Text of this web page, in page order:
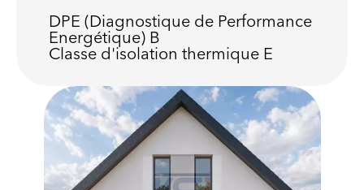
DPE (Diagnostique de Performance
Energétique) B
Classe d'isolation thermique E